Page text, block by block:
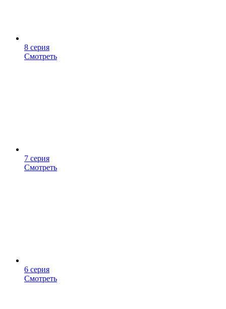
8 серия
Смотреть
7 серия
Смотреть
6 серия
Смотреть